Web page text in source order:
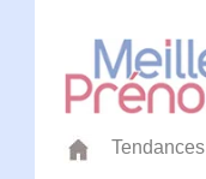
Tendances